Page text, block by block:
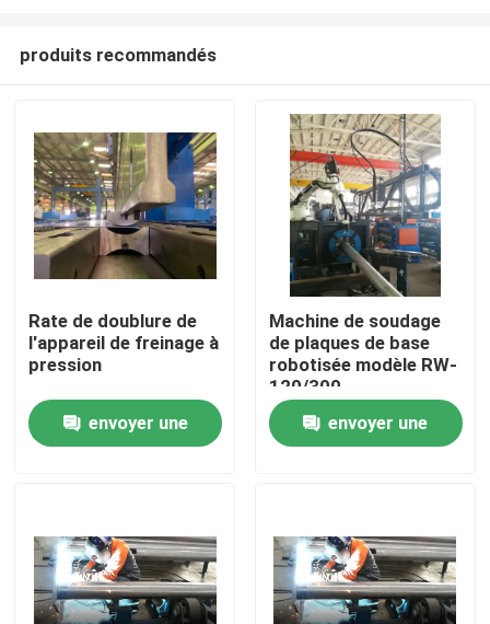
Produits
À propos de nous
produits recommandés
Rate de doublure de
l'appareil de freinage à
pression
envoyer une
Machine de soudage
de plaques de base
robotisée modèle RW-
120/300
envoyer une